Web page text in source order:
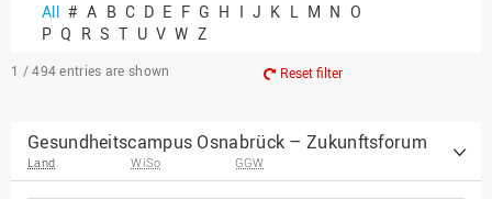
All # A B C D E F G H I J K L M N O
P Q R S T U V W Z
1 / 494 entries are shown Reset filter
Gesundheitscampus Osnabrück – Zukunftsforum
Land WiSo GGW